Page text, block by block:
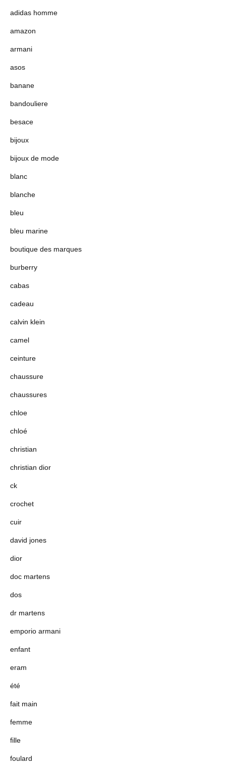
adidas homme
amazon
armani
asos
banane
bandouliere
besace
bijoux
bijoux de mode
blanc
blanche
bleu
bleu marine
boutique des marques
burberry
cabas
cadeau
calvin klein
camel
ceinture
chaussure
chaussures
chloe
chloé
christian
christian dior
ck
crochet
cuir
david jones
dior
doc martens
dos
dr martens
emporio armani
enfant
eram
été
fait main
femme
fille
foulard